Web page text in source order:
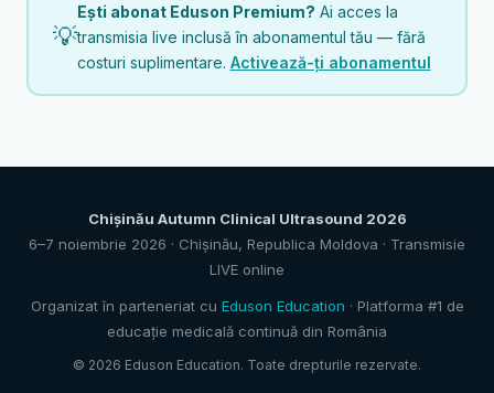
💡
Ești abonat Eduson Premium? Ai acces la
transmisia live inclusă în abonamentul tău — fără
costuri suplimentare. Activează-ți abonamentul
Chișinău Autumn Clinical Ultrasound 2026
6–7 noiembrie 2026 · Chișinău, Republica Moldova · Transmisie
LIVE online
Organizat în parteneriat cu Eduson Education · Platforma #1 de
educație medicală continuă din România
© 2026 Eduson Education. Toate drepturile rezervate.